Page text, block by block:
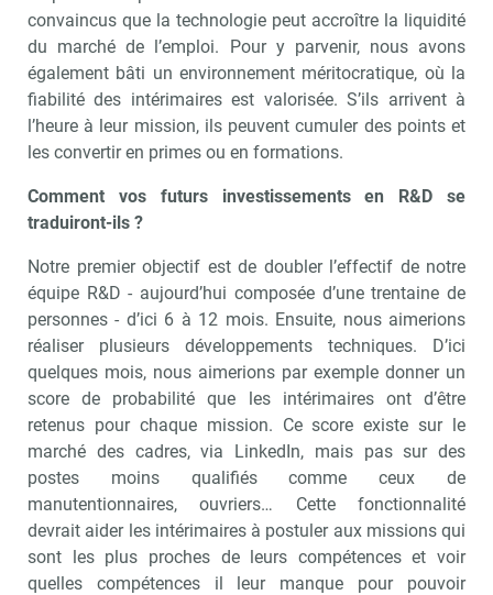
convaincus que la technologie peut accroître la liquidité
du marché de l’emploi. Pour y parvenir, nous avons
également bâti un environnement méritocratique, où la
fiabilité des intérimaires est valorisée. S’ils arrivent à
l’heure à leur mission, ils peuvent cumuler des points et
les convertir en primes ou en formations.
Comment vos futurs investissements en R&D se
traduiront-ils ?
Notre premier objectif est de doubler l’effectif de notre
équipe R&D - aujourd’hui composée d’une trentaine de
personnes - d’ici 6 à 12 mois. Ensuite, nous aimerions
réaliser plusieurs développements techniques. D’ici
quelques mois, nous aimerions par exemple donner un
score de probabilité que les intérimaires ont d’être
retenus pour chaque mission. Ce score existe sur le
marché des cadres, via LinkedIn, mais pas sur des
postes moins qualifiés comme ceux de
manutentionnaires, ouvriers… Cette fonctionnalité
devrait aider les intérimaires à postuler aux missions qui
sont les plus proches de leurs compétences et voir
quelles compétences il leur manque pour pouvoir
Recevoir RH MatinAbonnez-
Valider
Non merci, je reçois déjà
!
Je déciderai plus
tard